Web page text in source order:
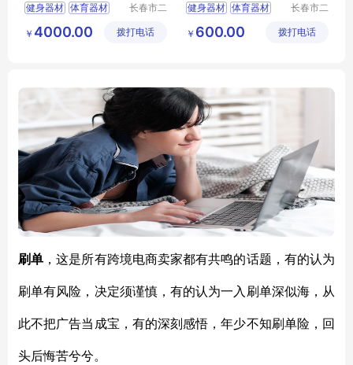
健身器材 体育器材
长春市二
五金产品
￥ 4000.00 拨打电话
健身器材 体育器材
长春市二
五金产品
￥ 600.00 拨打电话
刷单 ，这是所有跨境电商卖家都有共鸣的话题，有的认为
刷单有风险，决定须谨慎，有的认为一入刷单深似海，从
此不把广告当成宝，有的深刻感悟，年少不知刷单险，回
头后悔苦兮兮。